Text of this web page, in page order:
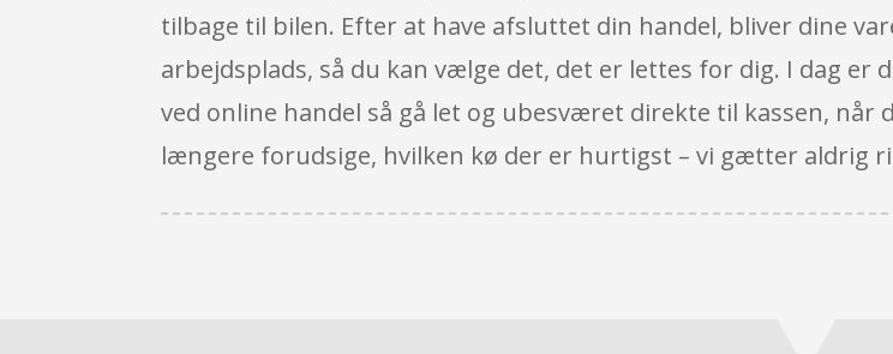
tilbage til bilen. Efter at have afsluttet din handel, bliver dine
arbejdsplads, så du kan vælge det, det er lettes for dig. I dag er
ved online handel så gå let og ubesværet direkte til kassen,
længere forudsige, hvilken kø der er hurtigst – vi gætter aldrig